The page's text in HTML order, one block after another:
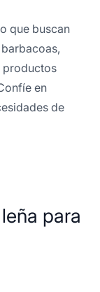
que buscan
productos
en
de
para